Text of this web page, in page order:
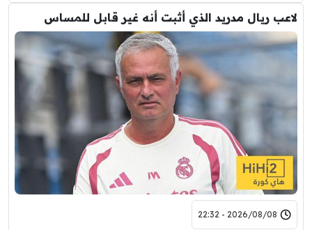
لاعب ريال مدريد الذي أثبت أنه غير قابل للمساس
2026/08/08 - 22:32